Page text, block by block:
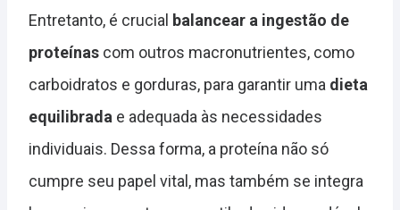
Entretanto, é crucial balancear a ingestão de
proteínas com outros macronutrientes, como
carboidratos e gorduras, para garantir uma dieta
equilibrada e adequada às necessidades
individuais. Dessa forma, a proteína não só
cumpre seu papel vital, mas também se integra